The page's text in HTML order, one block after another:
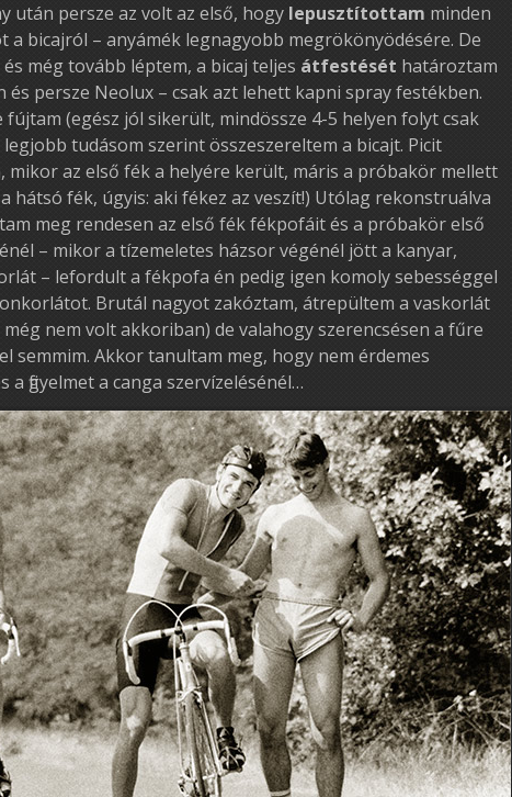
után persze az volt az első, hogy lepusztítottam minden
a bicajról – anyámék legnagyobb megrökönyödésére. De
még tovább léptem, a bicaj teljes átfestését határoztam
és persze Neolux – csak azt lehett kapni spray festékben.
fújtam (egész jól sikerült, mindössze 4-5 helyen folyt csak
tudásom szerint összeszereltem a bicajt. Picit
mikor az első fék a helyére került, máris a próbakör mellett
hátsó fék, úgyis: aki fékez az veszít!) Utólag rekonstruálva
meg rendesen az első fék fékpofáit és a próbakör első
– mikor a tízemeletes házsor végénél jött a kanyar,
– lefordult a fékpofa én pedig igen komoly sebességgel
Brutál nagyot zakóztam, átrepültem a vaskorlát
nem volt akkoriban) de valahogy szerencsésen a fűre
semmim. Akkor tanultam meg, hogy nem érdemes
a figyelmet a canga szervízelésénél…